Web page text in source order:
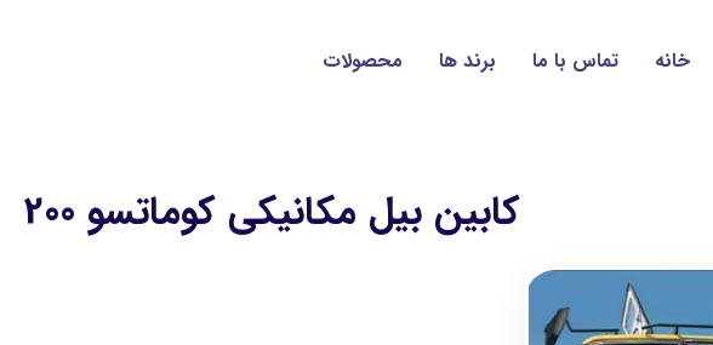
خانه تماس با ما برند ها محصولات
کابین بیل مکانیکی کوماتسو 200